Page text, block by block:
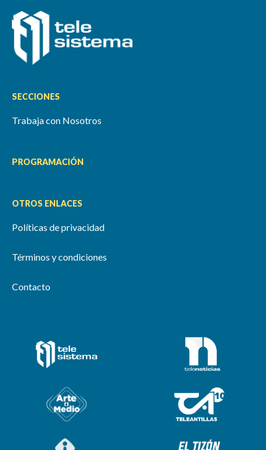
SECCIONES
Trabaja con Nosotros
PROGRAMACIÓN
OTROS ENLACES
Políticas de privacidad
Términos y condiciones
Contacto